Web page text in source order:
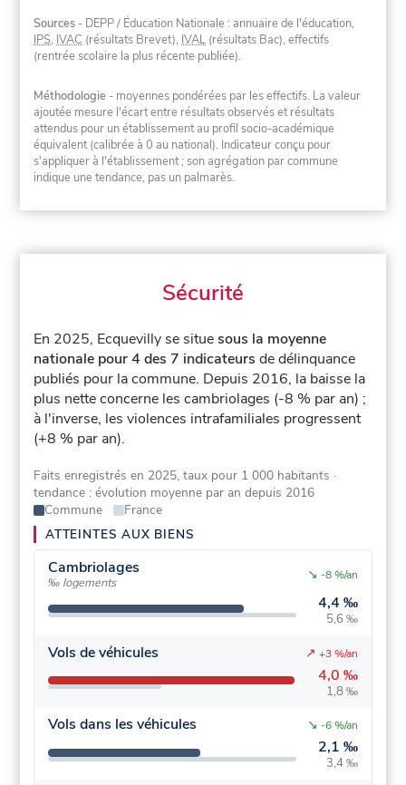
Sources - DEPP / Éducation Nationale : annuaire de l'éducation,
IPS, IVAC (résultats Brevet), IVAL (résultats Bac), effectifs
(rentrée scolaire la plus récente publiée).
Méthodologie - moyennes pondérées par les effectifs. La valeur
ajoutée mesure l'écart entre résultats observés et résultats
attendus pour un établissement au profil socio-académique
équivalent (calibrée à 0 au national). Indicateur conçu pour
s'appliquer à l'établissement ; son agrégation par commune
indique une tendance, pas un palmarès.
Sécurité
En 2025, Ecquevilly se situesous la moyenne
nationale pour 4 des 7 indicateurs de délinquance
publiés pour la commune. Depuis 2016, la baisse la
plus nette concerne les cambriolages (-8 % par an) ;
à l'inverse, les violences intrafamiliales progressent
(+8 % par an).
Faits enregistrés en 2025, taux pour 1 000 habitants ·
tendance : évolution moyenne par an depuis 2016
Commune
France
ATTEINTES AUX BIENS
Cambriolages
‰ logements
4,4 ‰
5,6 ‰
↘ -8 %/an
Vols de véhicules
4,0 ‰
1,8 ‰
↗ +3 %/an
Vols dans les véhicules
2,1 ‰
3,4 ‰
↘ -6 %/an